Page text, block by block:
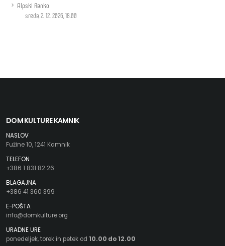
Alpski Ranko
sreda, 2. 12. 2026, 18.00
DOM KULTURE KAMNIK
NASLOV
Fužine 10, 1241 Kamnik
TELEFON
+386 1 831 82 26
BLAGAJNA
+386 41 360 399
E-POŠTA
info@domkulture.org
URADNE URE
ponedeljek, torek in petek od 10.00 do 12.00